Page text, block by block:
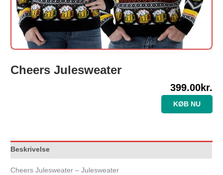
Cheers Julesweater
399.00kr.
KØB NU
Beskrivelse
Cheers Julesweater – Julesweater